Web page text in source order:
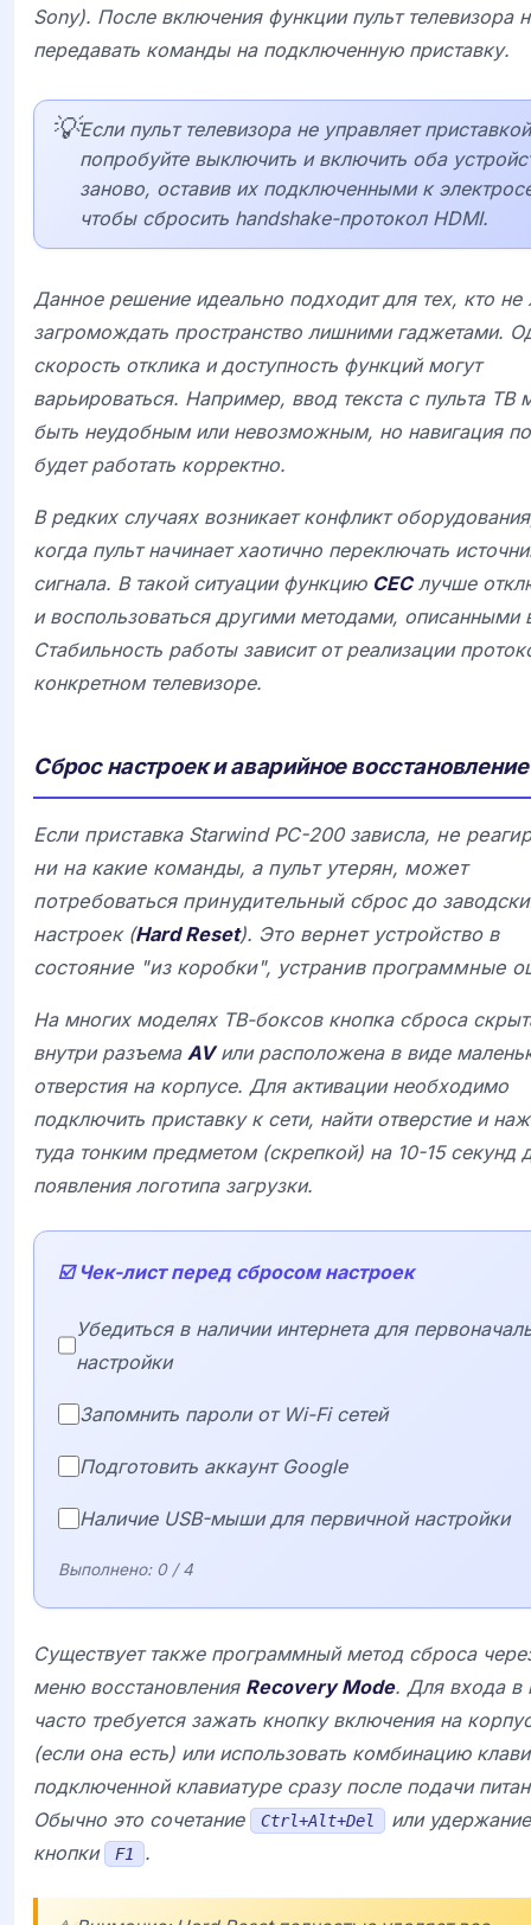
Sony). После включения функции пульт телевизора
передавать команды на подключенную приставку.
💡Если пульт телевизора не управляет
попробуйте выключить и включить оба
заново, оставив их подключенными к
чтобы сбросить handshake-протокол HDMI.
Данное решение идеально подходит для тех, кто не
загромождать пространство лишними гаджетами.
скорость отклика и доступность функций могут
варьироваться. Например, ввод текста с пульта ТВ
быть неудобным или невозможным, но навигация
будет работать корректно.
В редких случаях возникает конфликт
когда пульт начинает хаотично переключать
сигнала. В такой ситуации функцию CECлучше
и воспользоваться другими методами, описанными
Стабильность работы зависит от реализации
конкретном телевизоре.
Сброс настроек и аварийное восстановление
Если приставка Starwind PC-200 зависла, не
ни на какие команды, а пульт утерян, может
потребоваться принудительный сброс до
настроек (Hard Reset). Это вернет устройство в
состояние "из коробки", устранив программные
На многих моделях ТВ-боксов кнопка сброса
внутри разъема AVили расположена в виде
отверстия на корпусе. Для активации необходимо
подключить приставку к сети, найти отверстие и
туда тонким предметом (скрепкой) на 10-15 секунд
появления логотипа загрузки.
☑️ Чек-лист перед сбросом настроек
Убедиться в наличии интернета для
настройки
Запомнить пароли от Wi-Fi сетей
Подготовить аккаунт Google
Наличие USB-мыши для первичной настройки
Выполнено: 0/ 4
Существует также программный метод сброса
меню восстановления Recovery Mode. Для входа в
часто требуется зажать кнопку включения на
(если она есть) или использовать комбинацию
подключенной клавиатуре сразу после подачи
Обычно это сочетание
Ctrl+Alt+Del
или удержание
кнопки
F1 .